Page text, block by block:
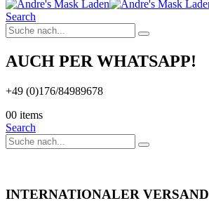
Search
AUCH PER WHATSAPP!
+49 (0)176/84989678
00 items
Search
INTERNATIONALER VERSAND